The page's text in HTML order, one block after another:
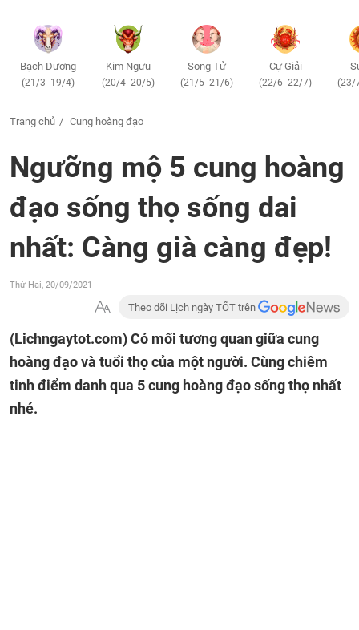
Bạch Dương
(21/3- 19/4)
Kim Ngưu
(20/4- 20/5)
Song Tử
(21/5- 21/6)
Cự Giải
(22/6- 22/7) (23/
Trang chủ Cung hoàng đạo
Ngưỡng mộ 5 cung hoàng
đạo sống thọ sống dai
nhất: Càng già càng đẹp!
Thứ Hai, 20/09/2021
Theo dõi Lịch ngày TỐT trên
(Lichngaytot.com)Có mối tương quan giữa cung
hoàng đạo và tuổi thọ của một người. Cùng chiêm
tinh điểm danh qua 5 cung hoàng đạo sống thọ nhất
nhé.